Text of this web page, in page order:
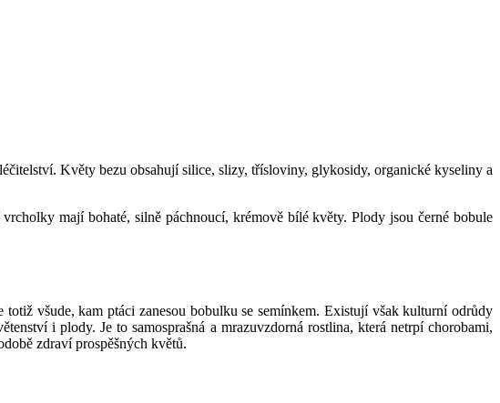
Květy bezu obsahují silice, slizy, třísloviny, glykosidy, organické kyseliny a
mají bohaté, silně páchnoucí, krémově bílé květy. Plody jsou černé bobule
všude, kam ptáci zanesou bobulku se semínkem. Existují však kulturní odrůdy
i plody. Je to samosprašná a mrazuvzdorná rostlina, která netrpí chorobami,
zdraví prospěšných květů.